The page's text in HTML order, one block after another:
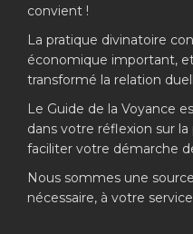
convient !
La pratique divinatoire
économique important,
transformé la relation
Le Guide de la Voyance
dans votre réflexion sur
faciliter votre démarche
Nous sommes une
nécessaire, à votre